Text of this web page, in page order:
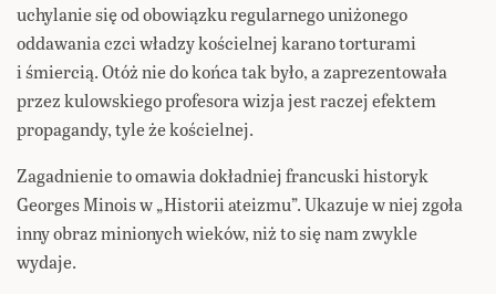
uchylanie się od obowiązku regularnego uniżonego
oddawania czci władzy kościelnej karano torturami
i śmiercią. Otóż nie do końca tak było, a zaprezentowała
przez kulowskiego profesora wizja jest raczej efektem
propagandy, tyle że kościelnej.
Zagadnienie to omawia dokładniej francuski historyk
Georges Minois w „Historii ateizmu”. Ukazuje w niej zgoła
inny obraz minionych wieków, niż to się nam zwykle
wydaje.